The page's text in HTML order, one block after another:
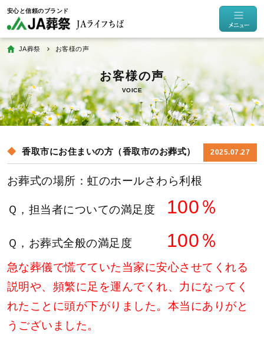
JA葬祭 お客様の声
VOICE
香取市にお住まいの方（香取市のお葬式） 2025.07.27
お葬式の場所 ：虹のホールさわら利根
Ｑ，担当者についての満足度 100％
Ｑ，お葬式全般の満足度 100％
急な葬儀で慌てていた当家に安心させてくれる
説明や、頻繁に足を運んでくれ、力になってく
れたことに頭が下がりました。本当にありがと
うございました。